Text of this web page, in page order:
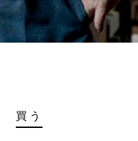
買う